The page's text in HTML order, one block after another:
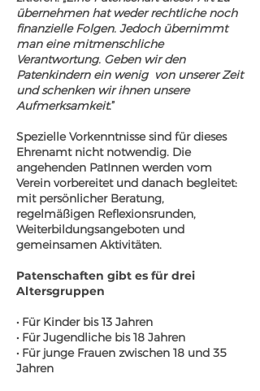
übernehmen hat weder rechtliche noch
finanzielle Folgen. Jedoch übernimmt
man eine mitmenschliche
Verantwortung. Geben wir den
Patenkindern ein wenig von unserer Zeit
und schenken wir ihnen unsere
Aufmerksamkeit.”
Spezielle Vorkenntnisse sind für dieses
Ehrenamt nicht notwendig. Die
angehenden PatInnen werden vom
Verein vorbereitet und danach begleitet:
mit persönlicher Beratung,
regelmäßigen Reflexionsrunden,
Weiterbildungsangeboten und
gemeinsamen Aktivitäten.
Patenschaften gibt es für drei
Altersgruppen
• Für Kinder bis 13 Jahren
• Für Jugendliche bis 18 Jahren
• Für junge Frauen zwischen 18 und 35
Jahren